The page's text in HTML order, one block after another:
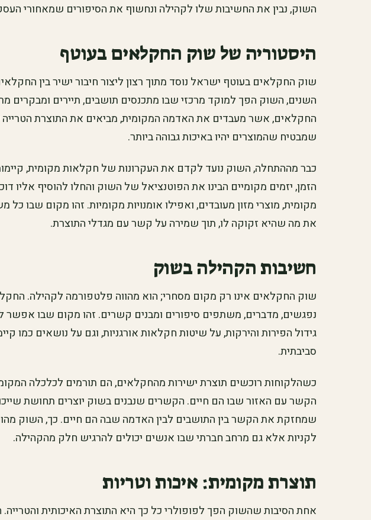
השוק, נבין את החשיבות שלו לקהילה ונחשוף את הסיפורים שמאחורי
היסטוריה של שוק החקלאים בעוטף
שוק החקלאים בעוטף ישראל נוסד מתוך רצון ליצור חיבור ישיר בין
השנים, השוק הפך למוקד מרכזי שבו מתכנסים תושבים, תיירים ומבקרים
החקלאים, אשר מעבדים את האדמה המקומית, מביאים את התוצרת
שמבטיח שהמוצרים יהיו באיכות גבוהה ביותר.
כבר מההתחלה, השוק נועד לקדם את העקרונות של חקלאות מקומית,
הזמן, יזמים מקומיים הבינו את הפוטנציאל של השוק והחלו להוסיף אליו
מקומית, מוצרי מזון מעובדים, ואפילו אומנויות מקומיות. זהו מקום שבו
את מה שהיא זקוקה לו, תוך שמירה על קשר עם מגדלי התוצרת.
חשיבות הקהילה בשוק
שוק החקלאים אינו רק מקום מסחרי; הוא מהווה פלטפורמה לקהילה.
נפגשים, מדברים, משתפים סיפורים ומבנים קשרים. זהו מקום שבו אפשר
גידול הפירות והירקות, על שיטות חקלאות אורגניות, וגם על נושאים כמו
סביבתית.
כשהלקוחות רוכשים תוצרת ישירות מהחקלאים, הם תורמים לכלכלה
הקשר עם האזור שבו הם חיים. הקשרים שנבנים בשוק יוצרים תחושת
שמחזקת את הקשר בין התושבים לבין האדמה שבה הם חיים. כך, השוק
לקניות אלא גם מרחב חברתי שבו אנשים יכולים להרגיש חלק מהקהילה.
תוצרת מקומית: איכות וטריות
אחת הסיבות שהשוק הפך לפופולרי כל כך היא התוצרת האיכותית